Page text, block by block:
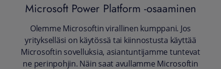
Microsoft Power Platform -osaaminen
Olemme Microsoftin virallinen kumppani. Jos
yritykselläsi on käytössä tai kiinnostusta käyttää
Microsoftin sovelluksia, asiantuntijamme tuntevat
ne perinpohjin. Näin saat avullamme Microsoftin